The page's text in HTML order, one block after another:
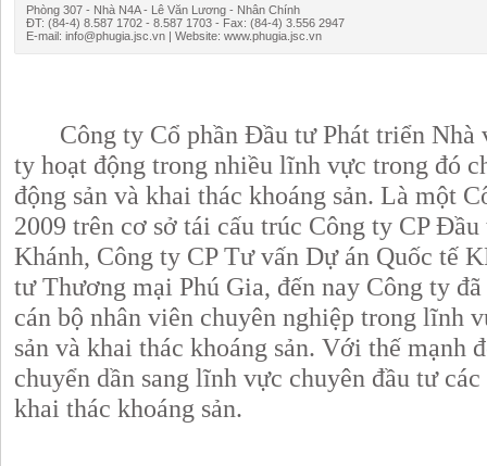
Phòng 307 - Nhà N4A - Lê Văn Lương - Nhân Chính
ĐT: (84-4) 8.587 1702 - 8.587 1703 - Fax: (84-4) 3.556 2947
E-mail: info@phugia.jsc.vn | Website: www.phugia.jsc.vn
Công ty Cổ phần Đầu tư Phát triển Nhà
ty hoạt động trong nhiều lĩnh vực trong đó
động sản và khai thác khoáng sản. Là một
2009 trên cơ sở tái cấu trúc Công ty CP
Khánh, Công ty CP Tư vấn Dự án Quốc tế
tư Thương mại Phú Gia, đến nay Công ty
cán bộ nhân viên chuyên nghiệp trong lĩnh
sản và khai thác khoáng sản. Với thế mạnh
chuyển dần sang lĩnh vực chuyên đầu tư
khai thác khoáng sản.